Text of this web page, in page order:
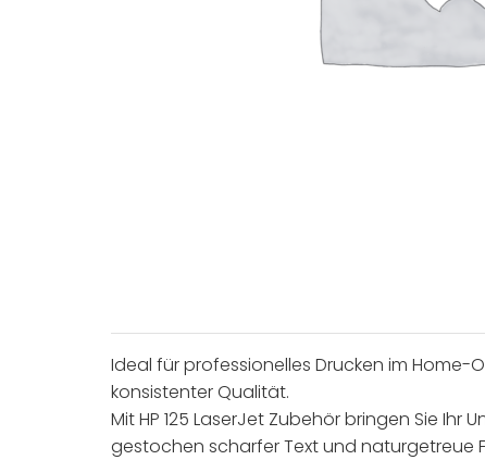
Ideal für professionelles Drucken im Home-
konsistenter Qualität.
Mit HP 125 LaserJet Zubehör bringen Sie
gestochen scharfer Text und naturgetreue